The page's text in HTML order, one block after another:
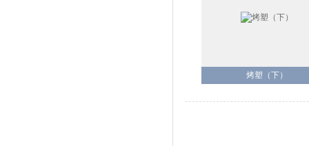
烤塑（下）